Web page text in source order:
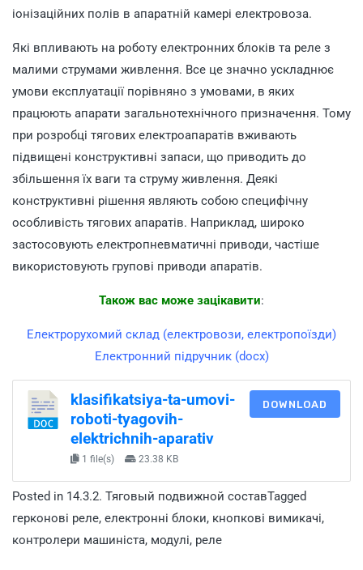
іонізаційних полів в апаратній камері електровоза.
Які впливають на роботу електронних блоків та реле з
малими струмами живлення. Все це значно ускладнює
умови експлуатації порівняно з умовами, в яких
працюють апарати загальнотехнічного призначення. Тому
при розробці тягових електроапаратів вживають
підвищені конструктивні запаси, що приводить до
збільшення їх ваги та струму живлення. Деякі
конструктивні рішення являють собою специфічну
особливість тягових апаратів. Наприклад, широко
застосовують електропневматичні приводи, частіше
використовують групові приводи апаратів.
Також вас може зацікавити:
Електрорухомий склад (електровози, електропоїзди)
Електронний підручник (docx)
klasifikatsiya-ta-umovi-
roboti-tyagovih-
elektrichnih-aparativ
1 file(s) 23.38 KB
DOWNLOAD
Posted in 14.3.2. Тяговый подвижной составTagged
герконові реле, електронні блоки, кнопкові вимикачі,
контролери машиніста, модулі, реле